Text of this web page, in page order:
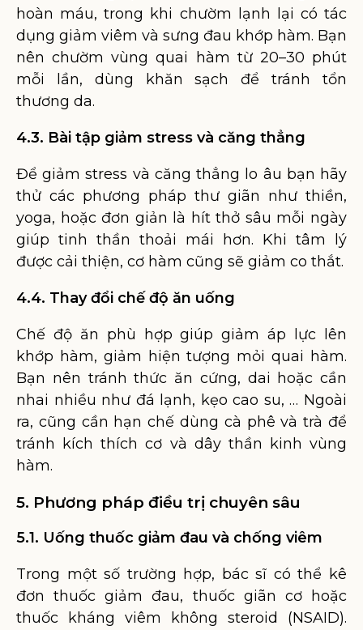
hoàn máu, trong khi chườm lạnh lại có tác
dụng giảm viêm và sưng đau khớp hàm. Bạn
nên chườm vùng quai hàm từ 20–30 phút
mỗi lần, dùng khăn sạch để tránh tổn
thương da.
4.3. Bài tập giảm stress và căng thẳng
Để giảm stress và căng thẳng lo âu bạn hãy
thử các phương pháp thư giãn như thiền,
yoga, hoặc đơn giản là hít thở sâu mỗi ngày
giúp tinh thần thoải mái hơn. Khi tâm lý
được cải thiện, cơ hàm cũng sẽ giảm co thắt.
4.4. Thay đổi chế độ ăn uống
Chế độ ăn phù hợp giúp giảm áp lực lên
khớp hàm, giảm hiện tượng mỏi quai hàm.
Bạn nên tránh thức ăn cứng, dai hoặc cần
nhai nhiều như đá lạnh, kẹo cao su, … Ngoài
ra, cũng cần hạn chế dùng cà phê và trà để
tránh kích thích cơ và dây thần kinh vùng
hàm.
5. Phương pháp điều trị chuyên sâu
5.1. Uống thuốc giảm đau và chống viêm
Trong một số trường hợp, bác sĩ có thể kê
đơn thuốc giảm đau, thuốc giãn cơ hoặc
thuốc kháng viêm không steroid (NSAID).